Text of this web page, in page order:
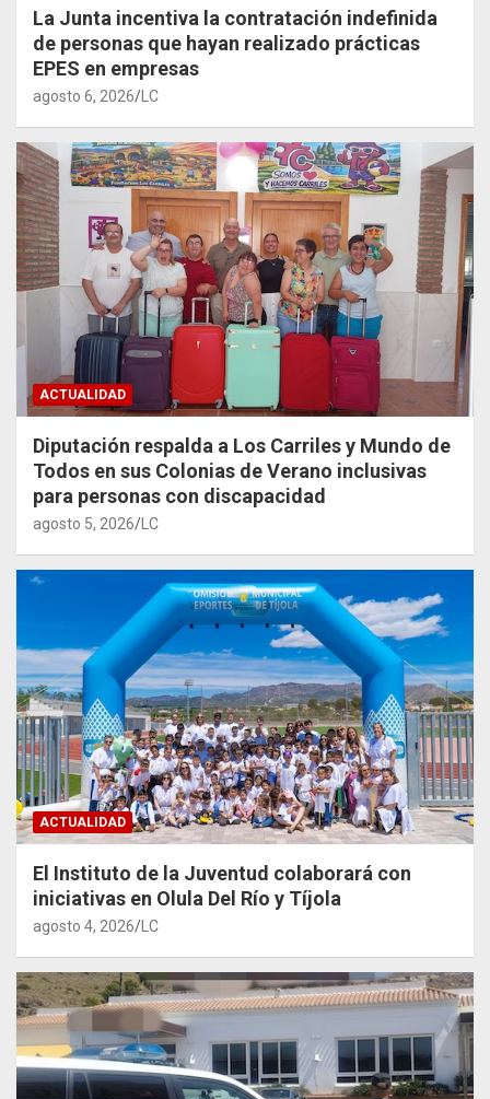
La Junta incentiva la contratación indefinida
de personas que hayan realizado prácticas
EPES en empresas
agosto 6, 2026 LC
ACTUALIDAD
Diputación respalda a Los Carriles y Mundo de
Todos en sus Colonias de Verano inclusivas
para personas con discapacidad
agosto 5, 2026 LC
ACTUALIDAD
El Instituto de la Juventud colaborará con
iniciativas en Olula Del Río y Tíjola
agosto 4, 2026 LC